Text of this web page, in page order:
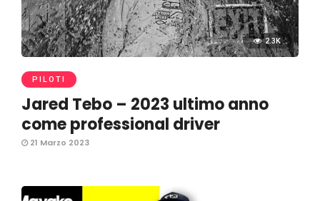
2.3K
PILOTI
Jared Tebo – 2023 ultimo anno
come professional driver
21 Marzo 2023